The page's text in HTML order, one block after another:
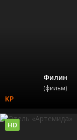
Филин
(фильм)
HD